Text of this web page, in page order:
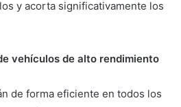
y acorta significativamente los
vehículos de alto rendimiento
de forma eficiente en todos los